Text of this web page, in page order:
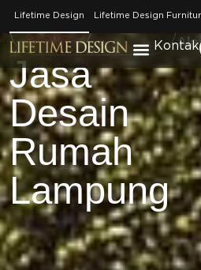
Lifetime Design Lifetime Design
Kontak
Brand /
Arsitek/
Lampung
Jasa
Desain
Rumah
Lampung
–